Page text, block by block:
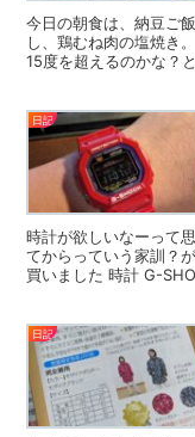
今日の朝食は、納豆ご
し、鶏むね肉の塩焼き
15度を超えるのかな？
日記
時計が欲しいなーって
てからっていう家訓？
買いました 時計 G-
日記